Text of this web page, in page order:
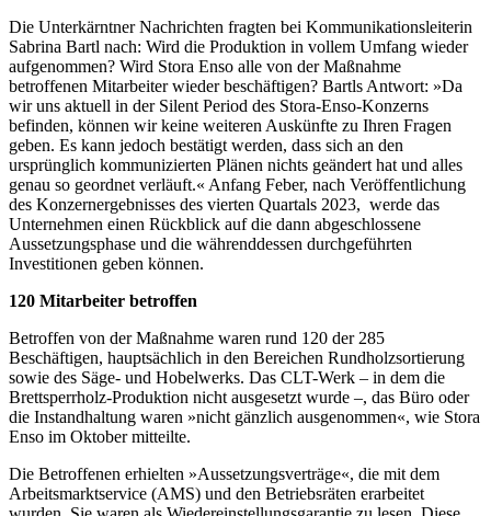
Die Unterkärntner Nachrichten fragten bei Kommunikationsleiterin
Sabrina Bartl nach: Wird die Produktion in vollem Umfang wieder
aufgenommen? Wird Stora Enso alle von der Maßnahme
betroffenen Mitarbeiter wieder beschäftigen? Bartls Antwort: »Da
wir uns aktuell in der Silent Period des Stora-Enso-Konzerns
befinden, können wir keine weiteren Auskünfte zu Ihren Fragen
geben. Es kann jedoch bestätigt werden, dass sich an den
ursprünglich kommunizierten Plänen nichts geändert hat und alles
genau so geordnet verläuft.« Anfang Feber, nach Veröffentlichung
des Konzernergebnisses des vierten Quartals 2023, werde das
Unternehmen einen Rückblick auf die dann abgeschlossene
Aussetzungsphase und die währenddessen durchgeführten
Investitionen geben können.
120 Mitarbeiter betroffen
Betroffen von der Maßnahme waren rund 120 der 285
Beschäftigen, hauptsächlich in den Bereichen Rundholzsortierung
sowie des Säge- und Hobelwerks. Das CLT-Werk – in dem die
Brettsperrholz-Produktion nicht ausgesetzt wurde –, das Büro oder
die Instandhaltung waren »nicht gänzlich ausgenommen«, wie Stora
Enso im Oktober mitteilte.
Die Betroffenen erhielten »Aussetzungsverträge«, die mit dem
Arbeitsmarktservice (AMS) und den Betriebsräten erarbeitet